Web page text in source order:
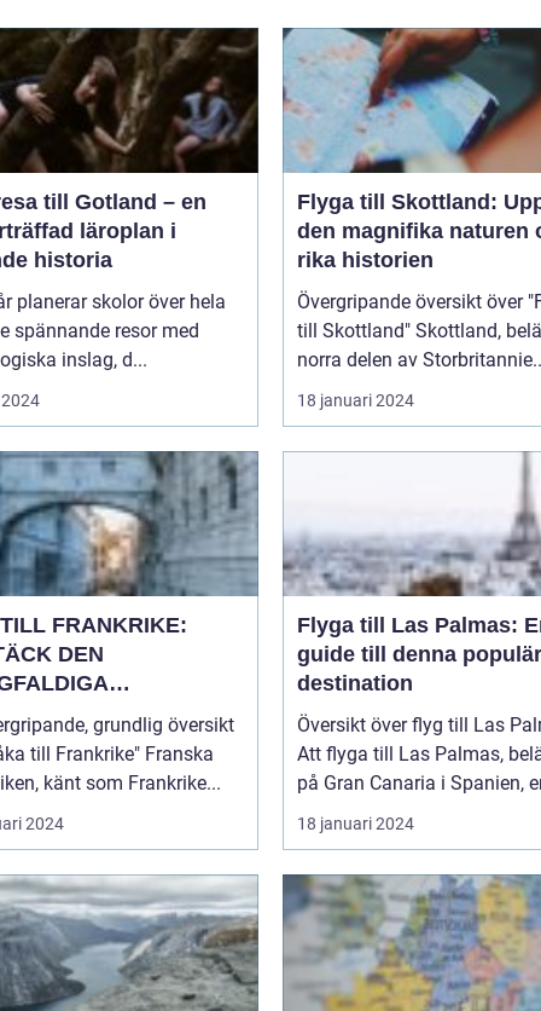
till Gotland – en
läroplan i
historia
planerar skolor över hela
spännande resor med
inslag, d...
Flyga till Skottland:
den magnifika naturen
rika historien
Övergripande översikt över
till Skottland" Skottland, beläget i
norra delen av
18 januari 2024
FRANKRIKE:
DEN
grundlig översikt
till Frankrike" Franska
känt som Frankrike...
2024
Flyga till Las Palmas:
guide till denna
destination
Översikt över flyg till Las
Att flyga till Las Palmas,
på Gran Canaria i Spanien,
18 januari 2024